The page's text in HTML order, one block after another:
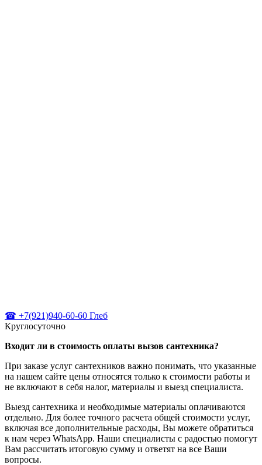
☎ +7(921)940-60-60 Глеб
Круглосуточно
Входит ли в стоимость оплаты вызов сантехника?
При заказе услуг сантехников важно понимать, что указанные
на нашем сайте цены относятся только к стоимости работы и
не включают в себя налог, материалы и выезд специалиста.
Выезд сантехника и необходимые материалы оплачиваются
отдельно. Для более точного расчета общей стоимости услуг,
включая все дополнительные расходы, Вы можете обратиться
к нам через WhatsApp. Наши специалисты с радостью помогут
Вам рассчитать итоговую сумму и ответят на все Ваши
вопросы.